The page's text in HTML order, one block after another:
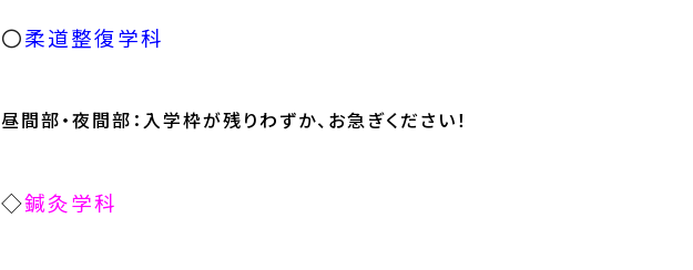
〇柔道整復学科
昼間部・夜間部：入学枠が残りわずか、お急ぎください！
◇鍼灸学科